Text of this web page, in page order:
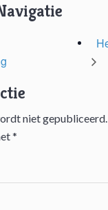
niet gepubliceerd.
*